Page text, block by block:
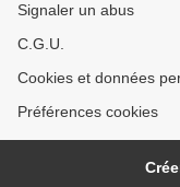
Signaler un abus
C.G.U.
Cookies et données
Préférences cookies